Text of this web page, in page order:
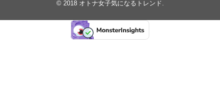
© 2018 オトナ女子気になるトレンド.